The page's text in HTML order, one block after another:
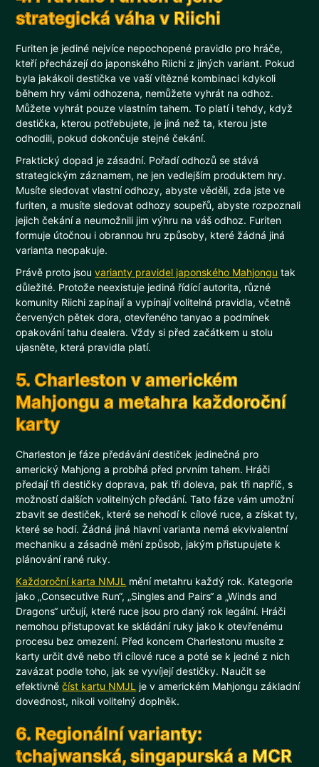
strategická váha v Riichi
Furiten je jediné nejvíce nepochopené pravidlo pro hráče,
kteří přecházejí do japonského Riichi z jiných variant. Pokud
byla jakákoli destička ve vaší vítězné kombinaci kdykoli
během hry vámi odhozena, nemůžete vyhrát na odhoz.
Můžete vyhrát pouze vlastním tahem. To platí i tehdy, když
destička, kterou potřebujete, je jiná než ta, kterou jste
odhodili, pokud dokončuje stejné čekání.
Praktický dopad je zásadní. Pořadí odhozů se stává
strategickým záznamem, ne jen vedlejším produktem hry.
Musíte sledovat vlastní odhozy, abyste věděli, zda jste ve
furiten, a musíte sledovat odhozy soupeřů, abyste rozpoznali
jejich čekání a neumožnili jim výhru na váš odhoz. Furiten
formuje útočnou i obrannou hru způsoby, které žádná jiná
varianta neopakuje.
Právě proto jsouvarianty pravidel japonského Mahjongu tak
důležité. Protože neexistuje jediná řídící autorita, různé
komunity Riichi zapínají a vypínají volitelná pravidla, včetně
červených pětek dora, otevřeného tanyao a podmínek
opakování tahu dealera. Vždy si před začátkem u stolu
ujasněte, která pravidla platí.
5. Charleston v americkém
Mahjongu a metahra každoroční
karty
Charleston je fáze předávání destiček jedinečná pro
americký Mahjong a probíhá před prvním tahem. Hráči
předají tři destičky doprava, pak tři doleva, pak tři napříč, s
možností dalších volitelných předání. Tato fáze vám umožní
zbavit se destiček, které se nehodí k cílové ruce, a získat ty,
které se hodí. Žádná jiná hlavní varianta nemá ekvivalentní
mechaniku a zásadně mění způsob, jakým přistupujete k
plánování rané ruky.
Každoroční karta NMJL mění metahru každý rok. Kategorie
jako „Consecutive Run“, „Singles and Pairs“ a „Winds and
Dragons“ určují, které ruce jsou pro daný rok legální. Hráči
nemohou přistupovat ke skládání ruky jako k otevřenému
procesu bez omezení. Před koncem Charlestonu musíte z
karty určit dvě nebo tři cílové ruce a poté se k jedné z nich
zavázat podle toho, jak se vyvíjejí destičky. Naučit se
efektivněčíst kartu NMJL je v americkém Mahjongu základní
dovednost, nikoli volitelný doplněk.
6. Regionální varianty:
tchajwanská, singapurská a MCR